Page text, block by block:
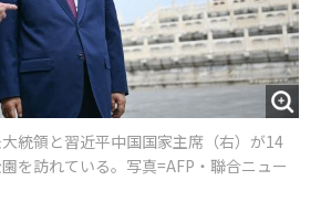
統領と習近平中国国家主席（右）が14
を訪れている。写真=AFP・聯合ニュー